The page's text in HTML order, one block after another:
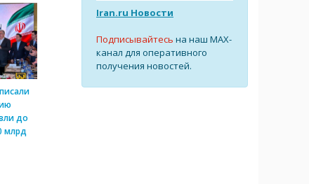
до
млрд
Iran.ru Новости
Подписывайтесь на наш MAX-
канал для оперативного
получения новостей.